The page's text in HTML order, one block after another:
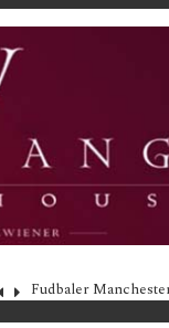
Fudbaler